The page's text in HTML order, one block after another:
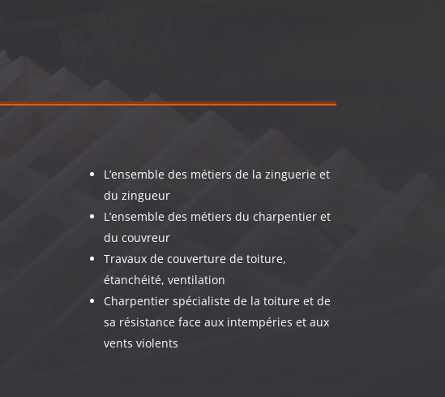
L’ensemble des métiers de la zinguerie et
du zingueur
L’ensemble des métiers du charpentier et
du couvreur
Travaux de couverture de toiture,
étanchéité, ventilation
Charpentier spécialiste de la toiture et de
sa résistance face aux intempéries et aux
vents violents